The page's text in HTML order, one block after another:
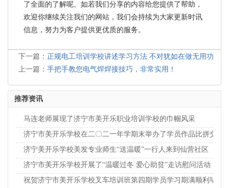
了全面的了解呢。如若我们分享的内容给您提供了帮助，
欢迎你继续关注我们的网站，我们会持续为大家更新时讯
信息，努力为客户提供更优质的服务。
下一篇： 正规电工培训学校讲述学习方法 不对犹如在做无用功
上一篇： 手把手教您电气焊焊接技巧，非常实用！
推荐资讯
马连老师展现了济宁市美开乐职业培训学校的巾帼风采
济宁市美开乐学校在二〇二一年学期末举办了学员作品比拼交流
济宁美开乐学校美发专业师生“送温暖”一行人来到仙营社区
济宁市美开乐学校开展了“温暖过冬 爱心助贫”走访慰问活动
祝贺济宁市美开乐学校叉车培训班第四期学员学习期满顺利毕业